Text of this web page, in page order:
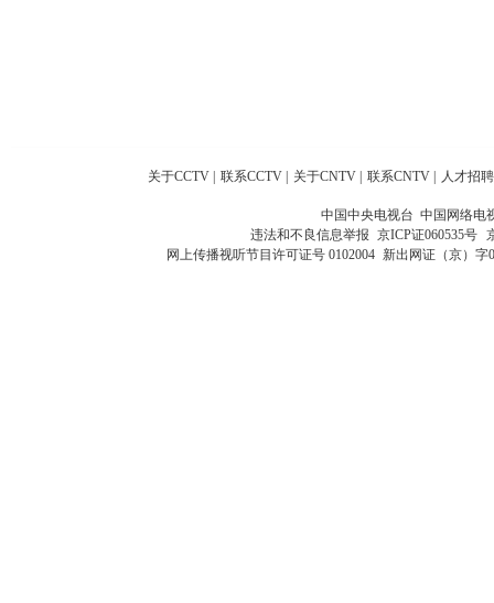
关于CCTV 联系CCTV 关于CNTV 联系CNTV 人才招聘
中国中央电视台 中国网络电
违法和不良信息举报 京ICP证060535号
网上传播视听节目许可证号 0102004 新出网证（京）